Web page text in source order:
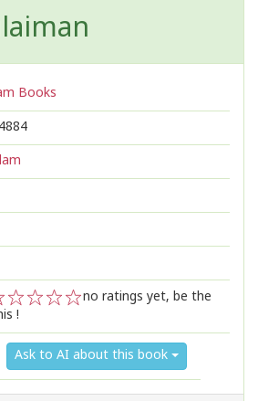
Books
2
no ratings yet, be the
!
Ask to AI about this book